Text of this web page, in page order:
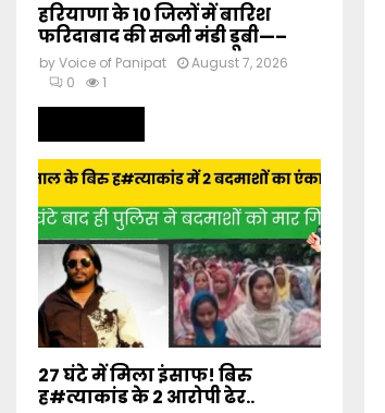
हरियाणा के 10 जिलों में बारिश
फरिदाबाद की सब्जी मंडी डूबी—–
byVoice of Panipat
August 7, 2026
0
1
27 घंटे में मिला इंसाफ! बिरु
ह#त्याकांड के 2 आरोपी ढेर..